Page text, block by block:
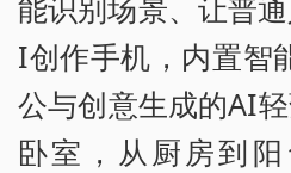
I创作手机，内置智
公与创意生成的AI
卧室，从厨房到